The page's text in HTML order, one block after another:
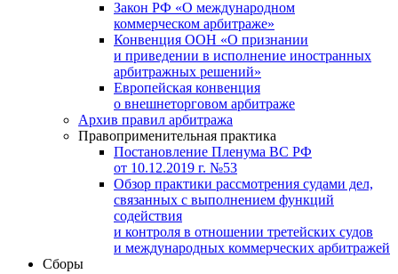
Закон РФ «О международном
коммерческом арбитраже»
Конвенция ООН «О признании
и приведении в исполнение иностранных
арбитражных решений»
Европейская конвенция
о внешнеторговом арбитраже
Архив правил арбитража
Правоприменительная практика
Постановление Пленума ВС РФ
от 10.12.2019 г. №53
Обзор практики рассмотрения судами дел,
связанных с выполнением функций
содействия
и контроля в отношении третейских судов
и международных коммерческих арбитражей
Сборы